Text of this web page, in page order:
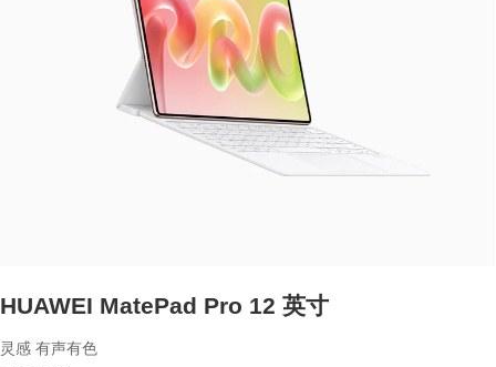
HUAWEI MatePad Pro 12 英寸
灵感 有声有色